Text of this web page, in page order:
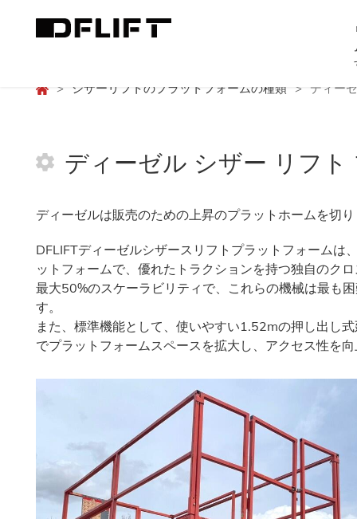
> シザーリフトのプラットフォームの種類 > ディー
ディーゼル シザー リフ
ディーゼルは販売のための上昇のプラットホームを切
DFLIFTディーゼルシザースリフトプラットフォームは
ットフォームで、優れたトラクションを持つ独自のク
最大50%のスケーラビリティで、これらの機械は最も
す。
また、標準機能として、使いやすい1.52mの押し出し
でプラットフォームスペースを拡大し、アクセス性を